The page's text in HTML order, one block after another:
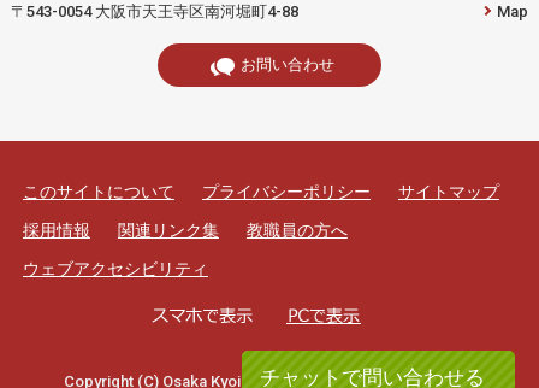
〒543-0054 大阪市天王寺区南河堀町4-88 Map
お問い合わせ
このサイトについて プライバシーポリシー
サイトマップ
採用情報
関連リンク集
教職員の方へ
ウェブアクセシビリティ
Copyright (C) Osaka Kyoiku University. All rights reserved.
チャットで問い合わせる